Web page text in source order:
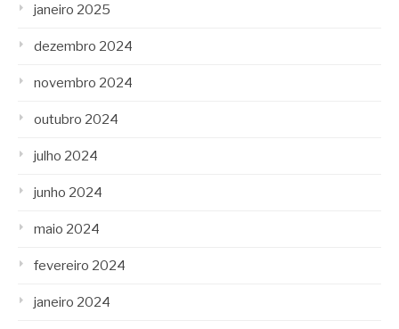
janeiro 2025
dezembro 2024
novembro 2024
outubro 2024
julho 2024
junho 2024
maio 2024
fevereiro 2024
janeiro 2024